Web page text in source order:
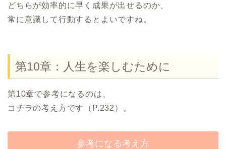
どちらが効率的に早く成果が出せるのか、
常に意識して行動するとよいですね。
第10章：人生を楽しむために
第10章で参考になるのは、
コチラの考え方です（P.232）。
参考になる考え方